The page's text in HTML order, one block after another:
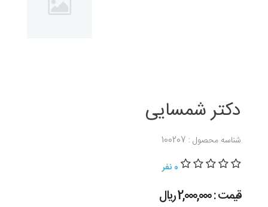
دکتر شمسایی
شناسه محصول : 100207
0 نفر
قیمت : 2,000,000 ريال